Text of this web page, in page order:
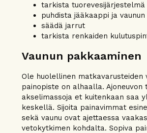
tarkista tuorevesijärjestelmä
puhdista jääkaappi ja
säädä jarrut
tarkista renkaiden
Vaunun pakkaaminen
Ole huolellinen matkavarusteiden
painopiste on alhaalla.
akselimassoja et kuitenkaan saa
keskellä. Sijoita painavimmat
sekä vaunu ovat ajettaessa
vetokytkimen kohdalta. Sopiva